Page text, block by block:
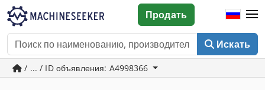
Искать
Продать
/ ... / ID объявления: A4998366